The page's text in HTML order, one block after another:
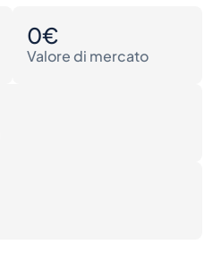
0€
Valore di mercato